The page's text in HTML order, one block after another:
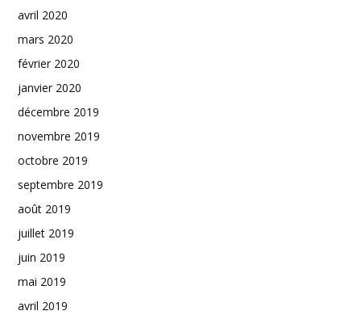
avril 2020
mars 2020
février 2020
janvier 2020
décembre 2019
novembre 2019
octobre 2019
septembre 2019
août 2019
juillet 2019
juin 2019
mai 2019
avril 2019